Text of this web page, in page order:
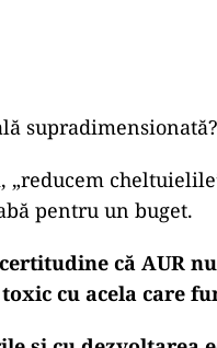
supradimensionată?
„reducem
pentru un buget.
că AUR
cu acela care